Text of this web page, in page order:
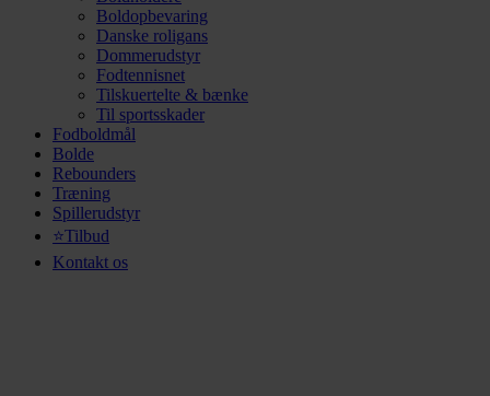
Boldopbevaring
Danske roligans
Dommerudstyr
Fodtennisnet
Tilskuertelte & bænke
Til sportsskader
Fodboldmål
Bolde
Rebounders
Træning
Spillerudstyr
⭐Tilbud
Kontakt os